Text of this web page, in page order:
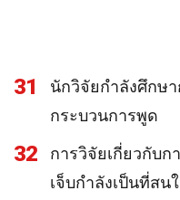
31
นักวิจัยกำลังศึกษ
กระบวนการพูด
32
การวิจัยเกี่ยวกับ
เจ็บกำลังเป็นที่สน